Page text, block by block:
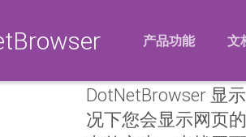
产品功能 文
内容
DotNetBrowser 显
况下您会显示网页